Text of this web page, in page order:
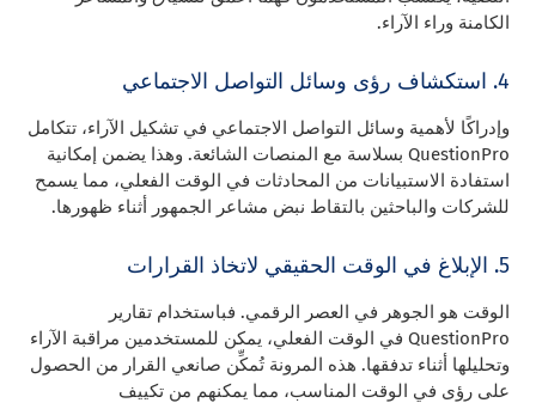
الكامنة وراء الآراء.
4. استكشاف رؤى وسائل التواصل الاجتماعي
وإدراكًا لأهمية وسائل التواصل الاجتماعي في تشكيل الآراء، تتكامل
QuestionPro بسلاسة مع المنصات الشائعة. وهذا يضمن إمكانية
استفادة الاستبيانات من المحادثات في الوقت الفعلي، مما يسمح
للشركات والباحثين بالتقاط نبض مشاعر الجمهور أثناء ظهورها.
5. الإبلاغ في الوقت الحقيقي لاتخاذ القرارات
الوقت هو الجوهر في العصر الرقمي. فباستخدام تقارير
QuestionPro في الوقت الفعلي، يمكن للمستخدمين مراقبة الآراء
وتحليلها أثناء تدفقها. هذه المرونة تُمكِّن صانعي القرار من الحصول
على رؤى في الوقت المناسب، مما يمكنهم من تكييف